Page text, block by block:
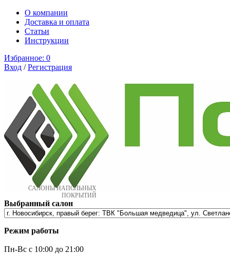
О компании
Доставка и оплата
Cтатьи
Инструкции
Избранное: 0
Вход /Регистрация
САЛОНЫ НАПОЛЬНЫХ
ПОКРЫТИЙ
Выбранный салон
Режим работы
Пн-Вс с 10:00 до 21:00